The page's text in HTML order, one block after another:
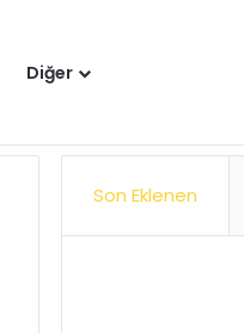
Diğer
Son Eklenen